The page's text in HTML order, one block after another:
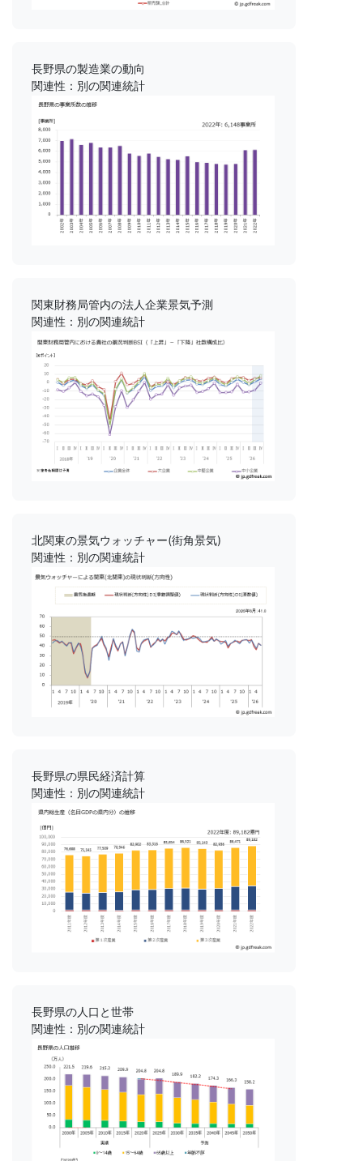
長野県の製造業の動向
関連性：別の関連統計
関東財務局管内の法人企業景気予測
関連性：別の関連統計
北関東の景気ウォッチャー(街角景気)
関連性：別の関連統計
長野県の県民経済計算
関連性：別の関連統計
長野県の人口と世帯
関連性：別の関連統計